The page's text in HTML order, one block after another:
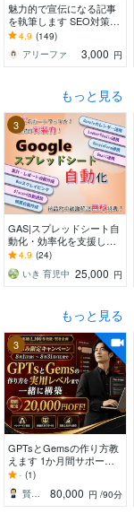
魅力的で宣伝になる記事
を執筆します SEO対策・
WP入稿・画像選定無料・
ジャンル不問
4.9 (149)
アリーファ
3,000 円
もっと見る
3
GAS|スプレッドシート自
動化・効率化を支援しま
す 帳票作成／Gmail／Sla
ck／スクレイピング／API
連携
4.9 (24)
いき 育児中 25,000 円
もっと見る
3
GPTsとGemsの作り方教
えます 1か月間サポー
ト！初心者でも1か月間で
実用レベルへ
- (1)
80,000 円 /90分